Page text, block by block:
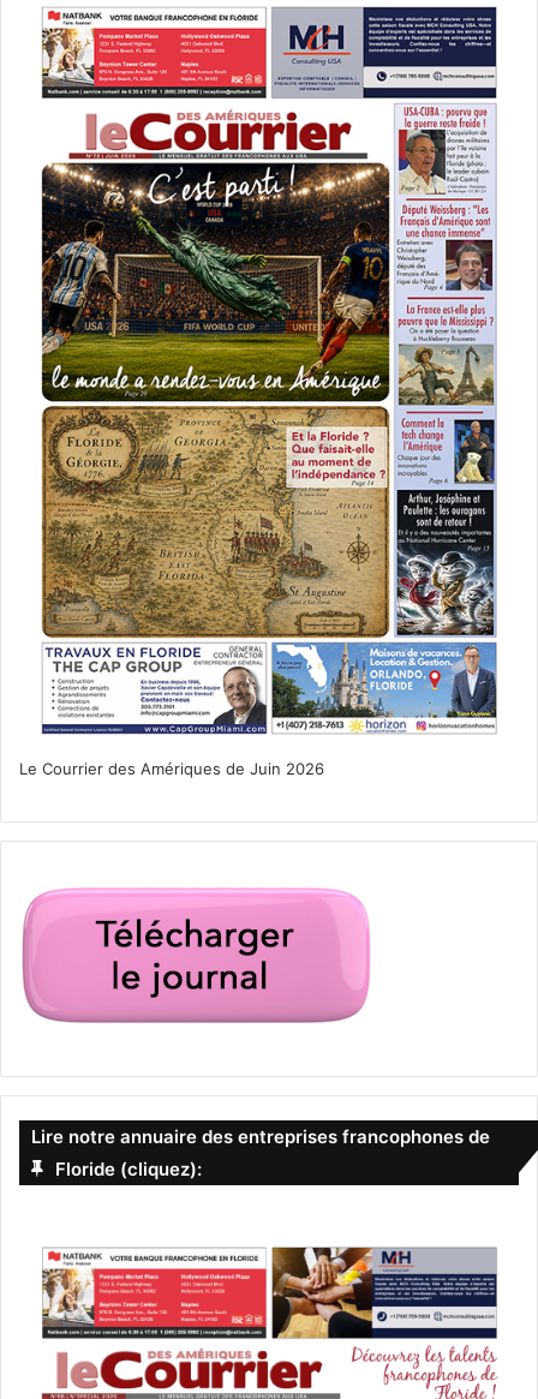
Le Courrier des Amériques de Juin 2026
Lire notre annuaire des entreprises francophones de
Floride (cliquez):